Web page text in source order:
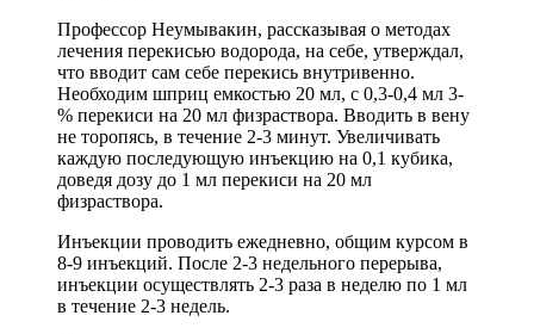
Профессор Неумывакин, рассказывая о методах
лечения перекисью водорода, на себе, утверждал,
что вводит сам себе перекись внутривенно.
Необходим шприц емкостью 20 мл, с 0,3-0,4 мл 3-
% перекиси на 20 мл физраствора. Вводить в вену
не торопясь, в течение 2-3 минут. Увеличивать
каждую последующую инъекцию на 0,1 кубика,
доведя дозу до 1 мл перекиси на 20 мл
физраствора.
Инъекции проводить ежедневно, общим курсом в
8-9 инъекций. После 2-3 недельного перерыва,
инъекции осуществлять 2-3 раза в неделю по 1 мл
в течение 2-3 недель.